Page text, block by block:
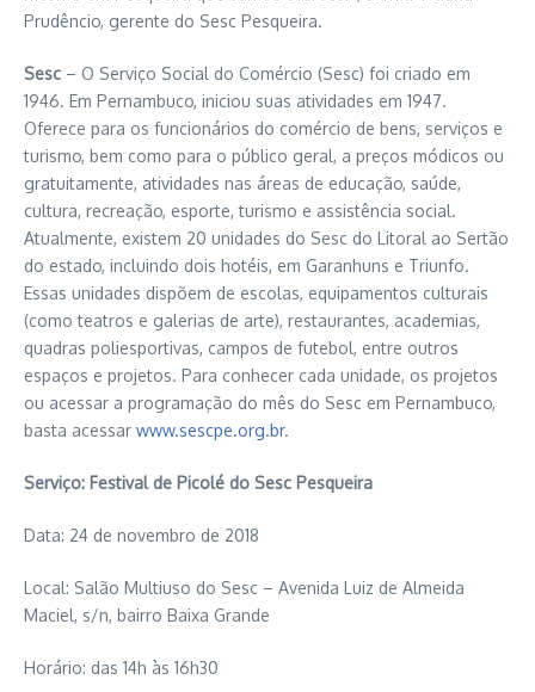
Prudêncio, gerente do Sesc Pesqueira.
Sesc – O Serviço Social do Comércio (Sesc) foi criado em
1946. Em Pernambuco, iniciou suas atividades em 1947.
Oferece para os funcionários do comércio de bens, serviços e
turismo, bem como para o público geral, a preços módicos ou
gratuitamente, atividades nas áreas de educação, saúde,
cultura, recreação, esporte, turismo e assistência social.
Atualmente, existem 20 unidades do Sesc do Litoral ao Sertão
do estado, incluindo dois hotéis, em Garanhuns e Triunfo.
Essas unidades dispõem de escolas, equipamentos culturais
(como teatros e galerias de arte), restaurantes, academias,
quadras poliesportivas, campos de futebol, entre outros
espaços e projetos. Para conhecer cada unidade, os projetos
ou acessar a programação do mês do Sesc em Pernambuco,
basta acessar www.sescpe.org.br.
Serviço: Festival de Picolé do Sesc Pesqueira
Data: 24 de novembro de 2018
Local: Salão Multiuso do Sesc – Avenida Luiz de Almeida
Maciel, s/n, bairro Baixa Grande
Horário: das 14h às 16h30